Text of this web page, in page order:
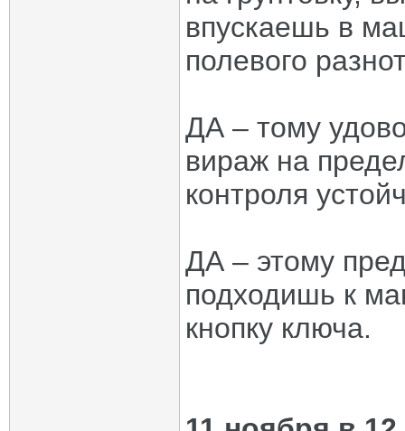
впускаешь в
полевого
ДА – тому
вираж на
контроля
ДА – этому
подходишь к
кнопку ключа.